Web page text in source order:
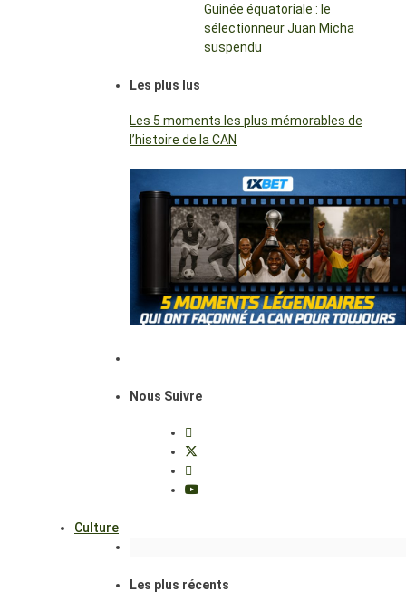
Guinée équatoriale : le
sélectionneur Juan Micha
suspendu
Les plus lus
Les 5 moments les plus mémorables de
l’histoire de la CAN
Nous Suivre
Culture
Les plus récents